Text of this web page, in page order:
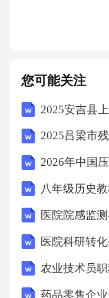
时间、地点等，
进行场地、设备
展览、科技论坛、
活动顺利进行。
面的总结，包括活
度与岗位职责负责
意设计，包括活
策划团队负责科
包括场地布置、设
维护等工作，为
您可能关注
2026年中国
医院院感监
医院科研转
农业技术员
药品零售企